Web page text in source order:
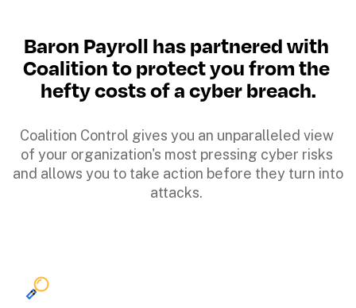
Baron Payroll has partnered with
Coalition to protect you from the
hefty costs of a cyber breach.
Coalition Control gives you an unparalleled view
of your organization's most pressing cyber risks
and allows you to take action before they turn into
attacks.